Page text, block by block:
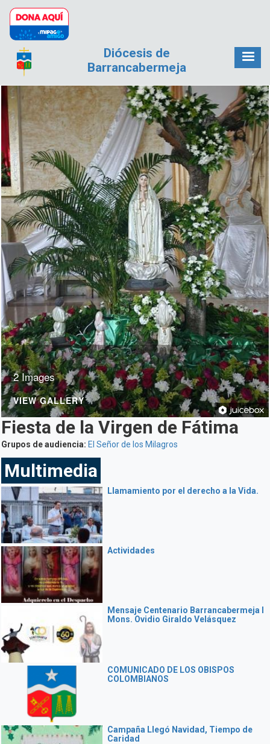
Pasar al contenido principal
Diócesis de
Barrancabermeja
2 Images
VIEW GALLERY
Fiesta de la Virgen de Fátima
Grupos de audiencia: El Señor de los Milagros
Multimedia
Llamamiento por el derecho a la Vida.
Actividades
Mensaje Centenario Barrancabermeja I
Mons. Ovidio Giraldo Velásquez
COMUNICADO DE LOS OBISPOS
COLOMBIANOS
Campaña Llegó Navidad, Tiempo de
Caridad